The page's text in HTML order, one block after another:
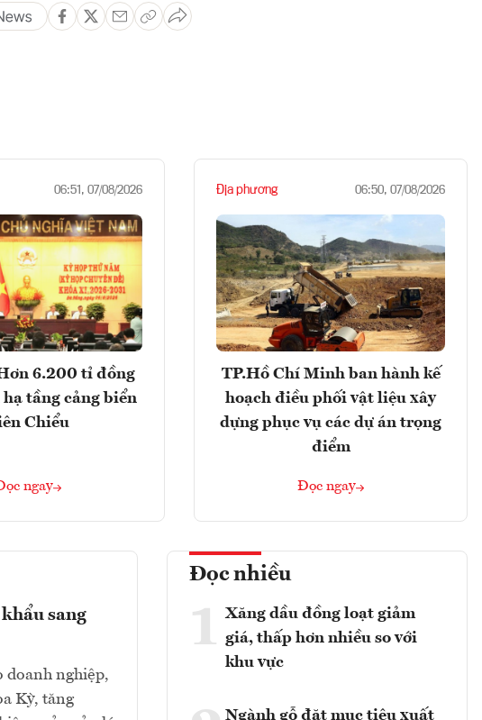
06:51, 07/08/2026
6.200 tỉ đồng
tầng cảng biển
Chiểu
ngay
Địa phương 06:50, 07/08/2026
TP.Hồ Chí Minh ban hành kế
hoạch điều phối vật liệu xây
dựng phục vụ các dự án trọng
điểm
Đọc ngay
sang
nghiệp,
Kỳ, tăng
Đọc nhiều
1 Xăng dầu đồng loạt giảm
giá, thấp hơn nhiều so với
khu vực
Ngành gỗ đặt mục tiêu xuất